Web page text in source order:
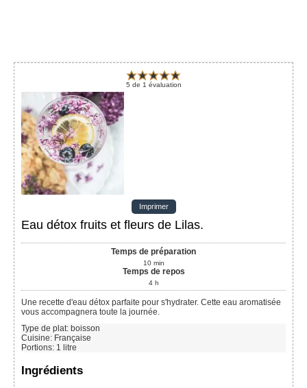
5 de 1 évaluation
Imprimer
Eau détox fruits et fleurs de Lilas.
Temps de préparation
10 min
Temps de repos
4 h
Une recette d'eau détox parfaite pour s'hydrater. Cette eau aromatisée
vous accompagnera toute la journée.
Type de plat: boisson
Cuisine: Française
Portions: 1 litre
Ingrédients